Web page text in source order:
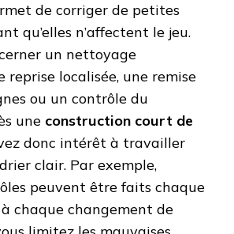
de corriger de petites
qu’elles n’affectent le jeu.
un nettoyage
reprise localisée, une remise
ou un contrôle du
une construction court de
donc intérêt à travailler
clair. Par exemple,
peuvent être faits chaque
à chaque changement de